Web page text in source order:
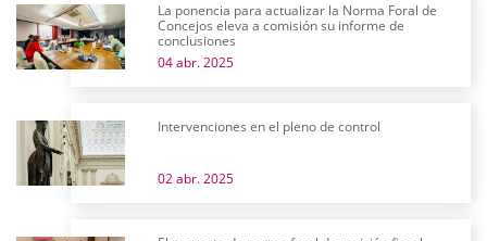
La ponencia para actualizar la Norma Foral de
Concejos eleva a comisión su informe de
conclusiones
04 abr. 2025
Intervenciones en el pleno de control
02 abr. 2025